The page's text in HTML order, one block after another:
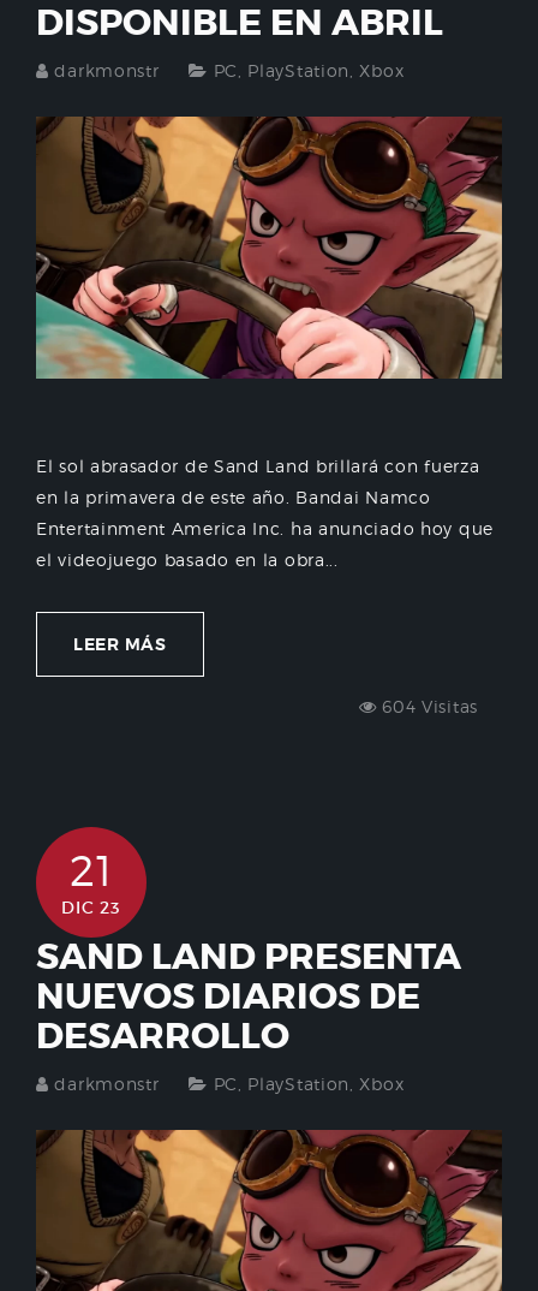
DISPONIBLE EN ABRIL
darkmonstr PC PlayStation Xbox
El sol abrasador de Sand Land brillará con fuerza
en la primavera de este año. Bandai Namco
Entertainment America Inc. ha anunciado hoy que
el videojuego basado en la obra...
LEER MÁS
604 Visitas
21
DIC 23
SAND LAND PRESENTA
NUEVOS DIARIOS DE
DESARROLLO
darkmonstr PC PlayStation Xbox